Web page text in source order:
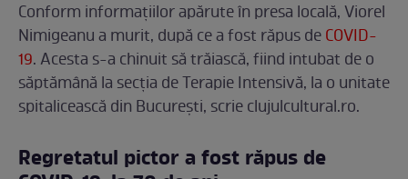
Conform informațiilor apărute în presa locală, Viorel
Nimigeanu a murit, după ce a fost răpus deCOVID-
19. Acesta s-a chinuit să trăiască, fiind intubat de o
săptămână la secția de Terapie Intensivă, la o unitate
spitalicească din București, scrie clujulcultural.ro.
Regretatul pictor a fost răpus de